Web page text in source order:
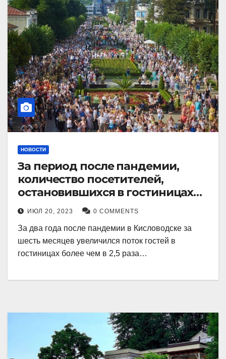
НОВОСТИ
За период после пандемии,
количество посетителей,
остановившихся в гостиницах
Кисловодска, выросло в 2,5 раза.
ИЮЛ 20, 2023 0 COMMENTS
За два года после пандемии в Кисловодске за
шесть месяцев увеличился поток гостей в
гостиницах более чем в 2,5 раза…